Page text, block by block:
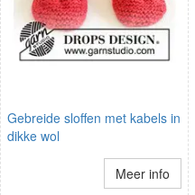
Gebreide sloffen met kabels in
dikke wol
Meer info